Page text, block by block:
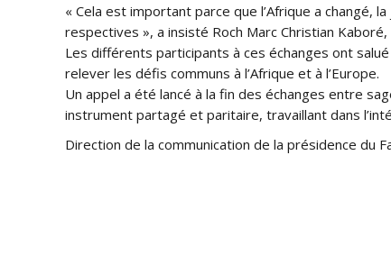
« Cela est important parce que l’Afrique a
respectives », a insisté Roch Marc Christian
Les différents participants à ces échanges ont
relever les défis communs à l’Afrique et à l’Europe.
Un appel a été lancé à la fin des échanges entre
instrument partagé et paritaire, travaillant dans
Direction de la communication de la présidence du